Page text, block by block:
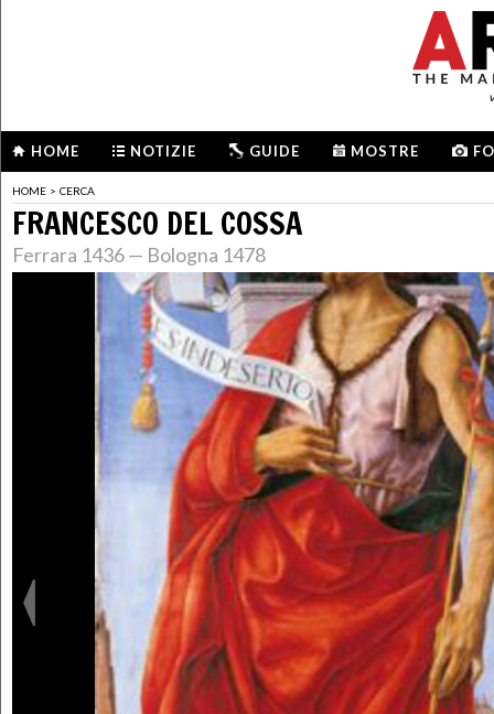
HOME NOTIZIE GUIDE MOSTRE
HOME > CERCA
FRANCESCO DEL COSSA
Ferrara 1436 — Bologna 1478